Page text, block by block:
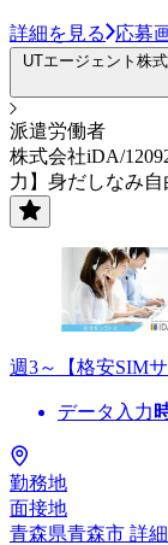
詳細を見る 応募
UTエージェント株
派遣労働者
株式会社iDA/
力】身だしなみ自
週3～【格安SIM
データ入力
勤務地
面接地
青森県青森市 詳